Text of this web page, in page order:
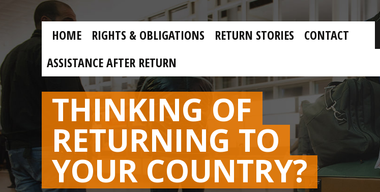
Skip to main content
MAIN
NAVIGATION
HOME RIGHTS & OBLIGATIONS RETURN STORIES CONTACT
ASSISTANCE AFTER RETURN
THINKING OF
RETURNING TO
YOUR COUNTRY?